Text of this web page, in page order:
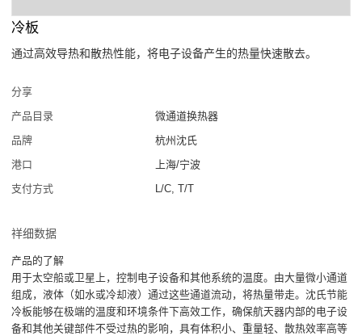
冷板
通过高效导热和散热性能，将电子设备产生的热量快速散去。
分享
产品目录
微通道换热器
品牌
杭州沈氏
港口
上海/宁波
支付方式
L/C, T/T
祥细数据
产品的了解
用于太空船或卫星上，控制电子设备和其他系统的温度。由大量微小通道
组成，液体（如水或冷却液）通过这些通道流动，将热量带走。沈氏节能
冷板能够在极端的温度和环境条件下高效工作，确保航天器内部的电子设
备和其他关键部件不受过热的影响，具有体积小、重量轻、散热效率高等